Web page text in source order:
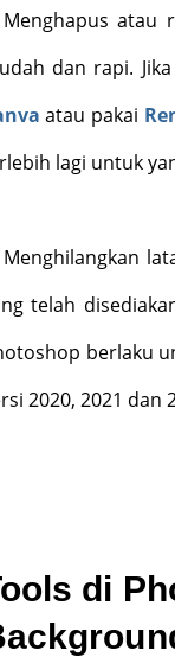
Menghapus atau
dan rapi.
atau pakai
lagi untuk
Menghilangkan
telah
berlaku
2020, 2021 dan
di